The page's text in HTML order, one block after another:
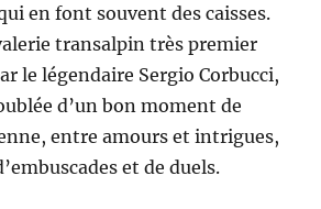
en font souvent des caisses.
transalpin très premier
le légendaire Sergio Corbucci,
d’un bon moment de
entre amours et intrigues,
et de duels.